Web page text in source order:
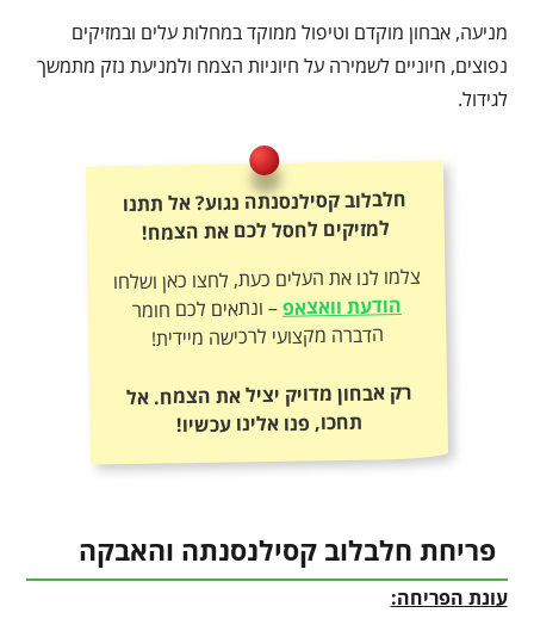
מניעה, אבחון מוקדם וטיפול ממוקד במחלות עלים ובמזיקים
נפוצים, חיוניים לשמירה על חיוניות הצמח ולמניעת נזק מתמשך
לגידול.
חלבלוב קסילנסנתה נגוע? אל תתנו
למזיקים לחסל לכם את הצמח!
צלמו לנו את העלים כעת, לחצו כאן ושלחו
הודעת וואצאפ– ונתאים לכם חומר
הדברה מקצועי לרכישה מיידית!
רק אבחון מדויק יציל את הצמח. אל
תחכו, פנו אלינו עכשיו!
פריחת חלבלוב קסילנסנתה והאבקה
עונת הפריחה: